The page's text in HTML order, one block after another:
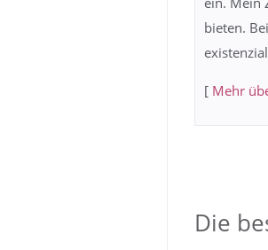
bieten.
[ Mehr
Die